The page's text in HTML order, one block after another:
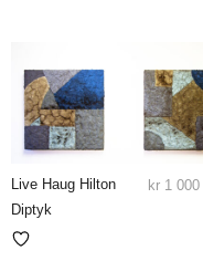
Live Haug Hilton
Diptyk
kr 1 000